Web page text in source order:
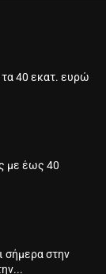
40 εκατ. ευρώ
με έως 40
σήμερα στην